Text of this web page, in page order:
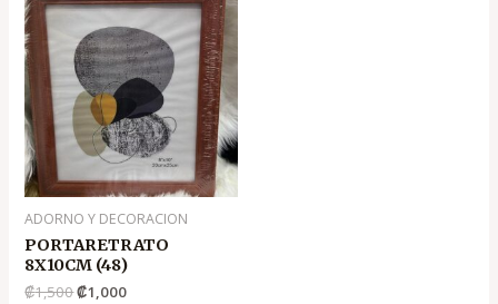
ADORNO Y DECORACION
PORTARETRATO
8X10CM (48)
₡1,500
precio
original
era:
.
₡1,500
₡1,000
precio
actual
es:
.
₡1,000